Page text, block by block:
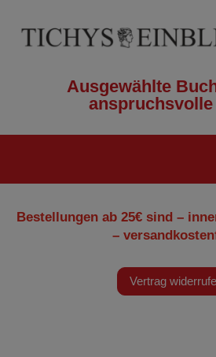
Ausgewählte
Bestellungen ab 25€ sind –
–
Vertrag